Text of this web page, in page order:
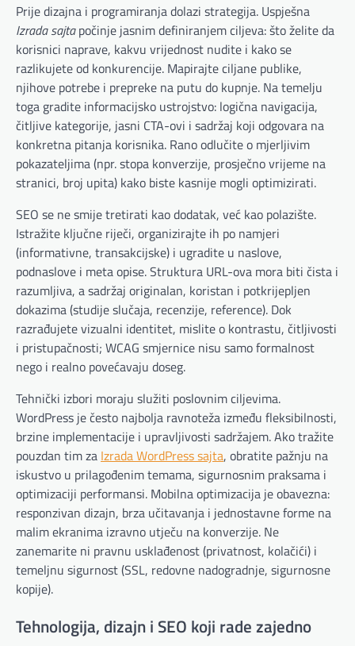
Prije dizajna i programiranja dolazi strategija. Uspješna
Izrada sajtapočinje jasnim definiranjem ciljeva: što želite da
korisnici naprave, kakvu vrijednost nudite i kako se
razlikujete od konkurencije. Mapirajte ciljane publike,
njihove potrebe i prepreke na putu do kupnje. Na temelju
toga gradite informacijsko ustrojstvo: logična navigacija,
čitljive kategorije, jasni CTA-ovi i sadržaj koji odgovara na
konkretna pitanja korisnika. Rano odlučite o mjerljivim
pokazateljima (npr. stopa konverzije, prosječno vrijeme na
stranici, broj upita) kako biste kasnije mogli optimizirati.
SEO se ne smije tretirati kao dodatak, već kao polazište.
Istražite ključne riječi, organizirajte ih po namjeri
(informativne, transakcijske) i ugradite u naslove,
podnaslove i meta opise. Struktura URL-ova mora biti čista i
razumljiva, a sadržaj originalan, koristan i potkrijepljen
dokazima (studije slučaja, recenzije, reference). Dok
razrađujete vizualni identitet, mislite o kontrastu, čitljivosti
i pristupačnosti; WCAG smjernice nisu samo formalnost
nego i realno povećavaju doseg.
Tehnički izbori moraju služiti poslovnim ciljevima.
WordPress je često najbolja ravnoteža između fleksibilnosti,
brzine implementacije i upravljivosti sadržajem. Ako tražite
pouzdan tim za Izrada WordPress sajta, obratite pažnju na
iskustvo u prilagođenim temama, sigurnosnim praksama i
optimizaciji performansi. Mobilna optimizacija je obavezna:
responzivan dizajn, brza učitavanja i jednostavne forme na
malim ekranima izravno utječu na konverzije. Ne
zanemarite ni pravnu usklađenost (privatnost, kolačići) i
temeljnu sigurnost (SSL, redovne nadogradnje, sigurnosne
kopije).
Tehnologija, dizajn i SEO koji rade zajedno